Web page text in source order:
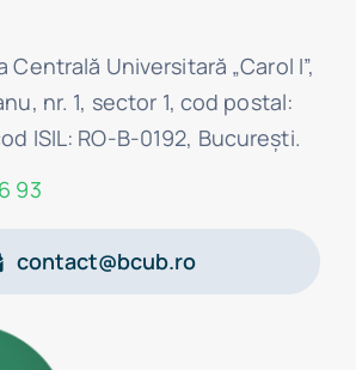
Centrală Universitară „Carol I”,
nr. 1, sector 1, cod postal:
ISIL: RO-B-0192, Bucureşti.
93
contact@bcub.ro